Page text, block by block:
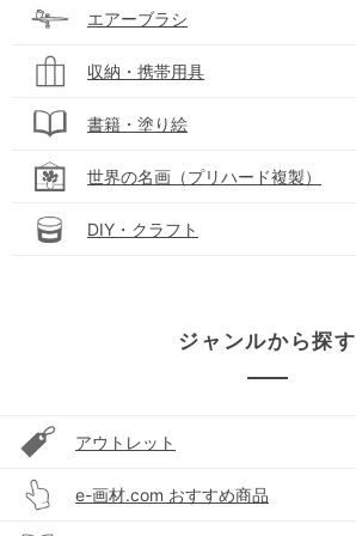
エアーブラシ
収納・携帯用具
書籍・塗り絵
世界の名画（プリハード複製）
DIY・クラフト
ジャンルから探す
アウトレット
e-画材.com おすすめ商品